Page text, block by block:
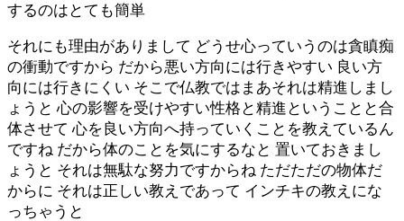
するのはとても簡単
それにも理由がありまして どうせ心っていうのは貪瞋痴
の衝動ですから だから悪い方向には行きやすい 良い方
向には行きにくい そこで仏教ではまあそれは精進しまし
ょうと 心の影響を受けやすい性格と精進ということと合
体させて 心を良い方向へ持っていくことを教えているん
ですね だから体のことを気にするなと 置いておきまし
ょうと それは無駄な努力ですからね ただただの物体だ
からに それは正しい教えであって インチキの教えにな
っちゃうと